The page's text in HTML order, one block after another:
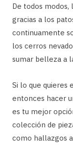
De todos modos,
gracias a los
continuamente
los cerros
sumar belleza a
Si lo que quieres
entonces hacer
es tu mejor
colección de
como hallazgos